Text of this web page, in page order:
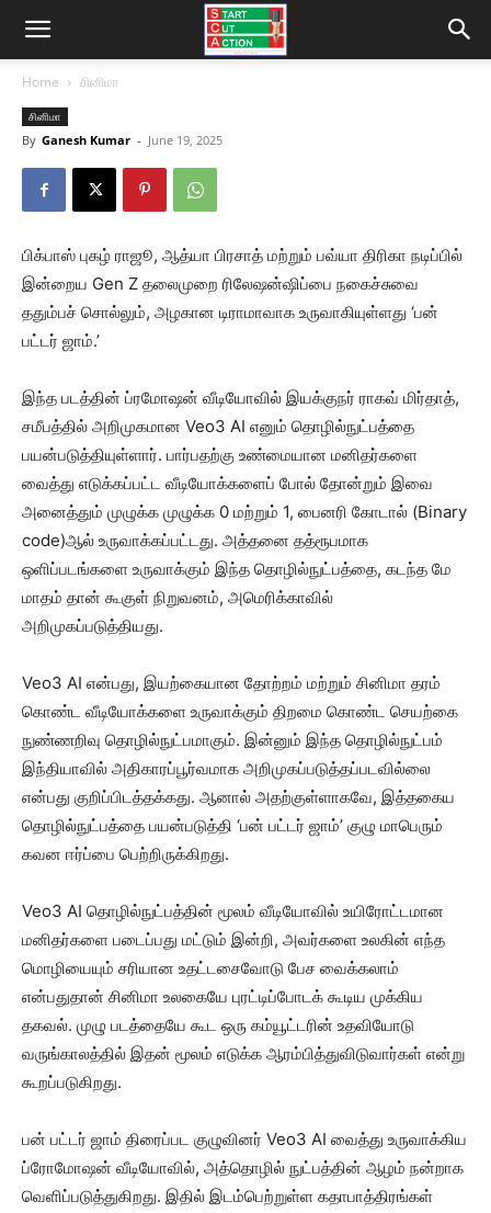
Home சினிமா
சினிமா
By Ganesh Kumar - June 19, 2025
பிக்பாஸ் புகழ் ராஜூ, ஆத்யா பிரசாத் மற்றும் பவ்யா திரிகா நடிப்பில்
இன்றைய Gen Z தலைமுறை ரிலேஷன்ஷிப்பை நகைச்சுவை
ததும்பச் சொல்லும், அழகான டிராமாவாக உருவாகியுள்ளது ‘பன்
பட்டர் ஜாம்.’
இந்த படத்தின் ப்ரமோஷன் வீடியோவில் இயக்குநர் ராகவ் மிர்தாத்,
சமீபத்தில் அறிமுகமான Veo3 AI எனும் தொழில்நுட்பத்தை
பயன்படுத்தியுள்ளார். பார்பதற்கு உண்மையான மனிதர்களை
வைத்து எடுக்கப்பட்ட வீடியோக்களைப் போல் தோன்றும் இவை
அனைத்தும் முழுக்க முழுக்க 0 மற்றும் 1, பைனரி கோடால் (Binary
code)ஆல் உருவாக்கப்பட்டது. அத்தனை தத்ரூபமாக
ஒளிப்படங்களை உருவாக்கும் இந்த தொழில்நுட்பத்தை, கடந்த மே
மாதம் தான் கூகுள் நிறுவனம், அமெரிக்காவில்
அறிமுகப்படுத்தியது.
Veo3 AI என்பது, இயற்கையான தோற்றம் மற்றும் சினிமா தரம்
கொண்ட வீடியோக்களை உருவாக்கும் திறமை கொண்ட செயற்கை
நுண்ணறிவு தொழில்நுட்பமாகும். இன்னும் இந்த தொழில்நுட்பம்
இந்தியாவில் அதிகாரப்பூர்வமாக அறிமுகப்படுத்தப்படவில்லை
என்பது குறிப்பிடத்தக்கது. ஆனால் அதற்குள்ளாகவே, இத்தகைய
தொழில்நுட்பத்தை பயன்படுத்தி ‘பன் பட்டர் ஜாம்’ குழு மாபெரும்
கவன ஈர்ப்பை பெற்றிருக்கிறது.
Veo3 AI தொழில்நுட்பத்தின் மூலம் வீடியோவில் உயிரோட்டமான
மனிதர்களை படைப்பது மட்டும் இன்றி, அவர்களை உலகின் எந்த
மொழியையும் சரியான உதட்டசைவோடு பேச வைக்கலாம்
என்பதுதான் சினிமா உலகையே புரட்டிப்போடக் கூடிய முக்கிய
தகவல். முழு படத்தையே கூட ஒரு கம்யூட்டரின் உதவியோடு
வருங்காலத்தில் இதன் மூலம் எடுக்க ஆரம்பித்துவிடுவார்கள் என்று
கூறப்படுகிறது.
பன் பட்டர் ஜாம் திரைப்பட குழுவினர் Veo3 AI வைத்து உருவாக்கிய
ப்ரோமோஷன் வீடியோவில், அத்தொழில் நுட்பத்தின் ஆழம் நன்றாக
வெளிப்படுத்துகிறது. இதில் இடம்பெற்றுள்ள கதாபாத்திரங்கள்